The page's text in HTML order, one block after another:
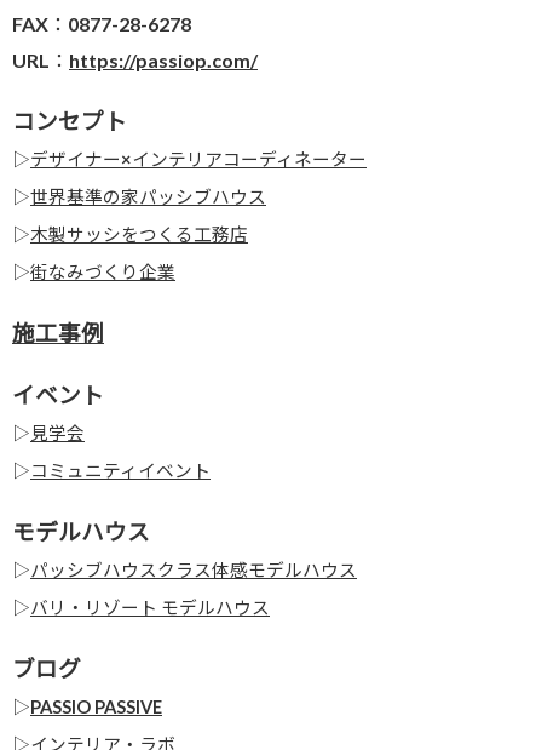
FAX：0877-28-6278
URL： https://passiop.com/
コンセプト
▷デザイナー×インテリアコーディネーター
▷世界基準の家パッシブハウス
▷木製サッシをつくる工務店
▷街なみづくり企業
施工事例
イベント
▷ 見学会
▷コミュニティイベント
モデルハウス
▷パッシブハウスクラス体感モデルハウス
▷バリ・リゾート モデルハウス
ブログ
▷PASSIO PASSIVE
▷インテリア・ラボ